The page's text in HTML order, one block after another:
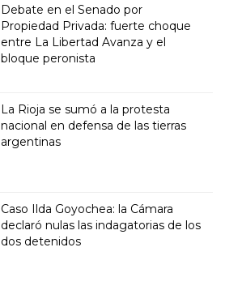
Debate en el Senado por
Propiedad Privada: fuerte choque
entre La Libertad Avanza y el
bloque peronista
La Rioja se sumó a la protesta
nacional en defensa de las tierras
argentinas
Caso Ilda Goyochea: la Cámara
declaró nulas las indagatorias de los
dos detenidos